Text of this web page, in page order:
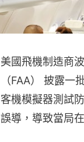
美國飛機制造商
（FAA） 披露
客機模擬器測試
誤導，導致當局